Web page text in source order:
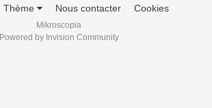
Thème Nous contacter Cookies
Mikroscopia
Powered by Invision Community